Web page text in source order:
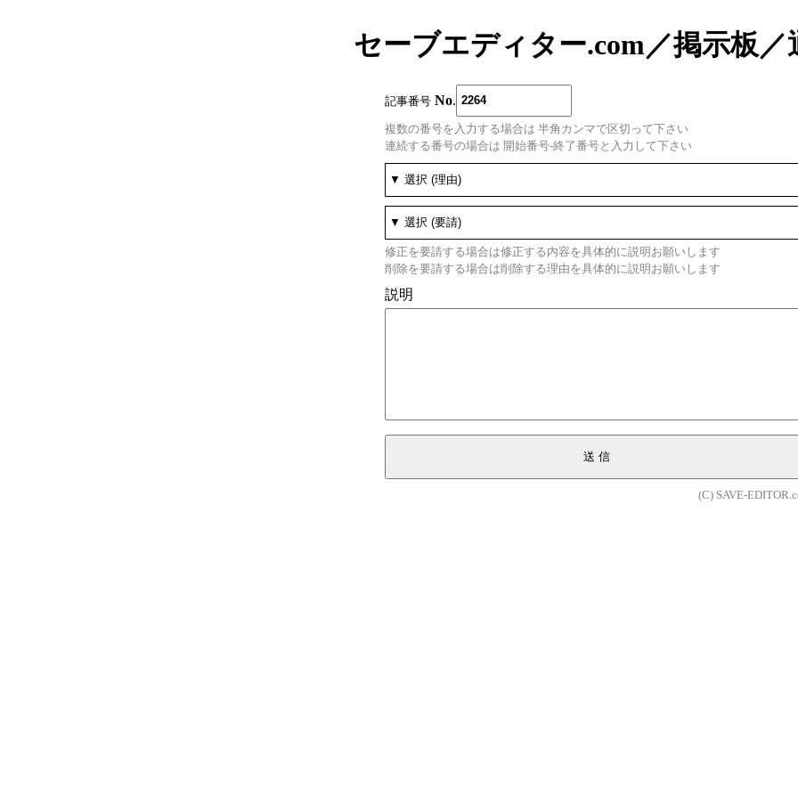
セーブエディター.com／掲示板／
記事番号 No
複数の番号を入力する場合は 半角カンマで区切って下さい
連続する番号の場合は 開始番号-終了番号と入力して下さい
修正を要請する場合は修正する内容を具体的に説明お願いします
削除を要請する場合は削除する理由を具体的に説明お願いします
説明
送信
(C) SAVE-